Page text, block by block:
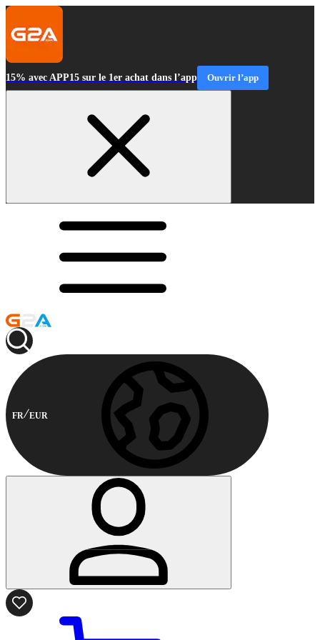
15% avec APP15 sur le 1er achat dans l’app Ouvrir l’app
FR EUR